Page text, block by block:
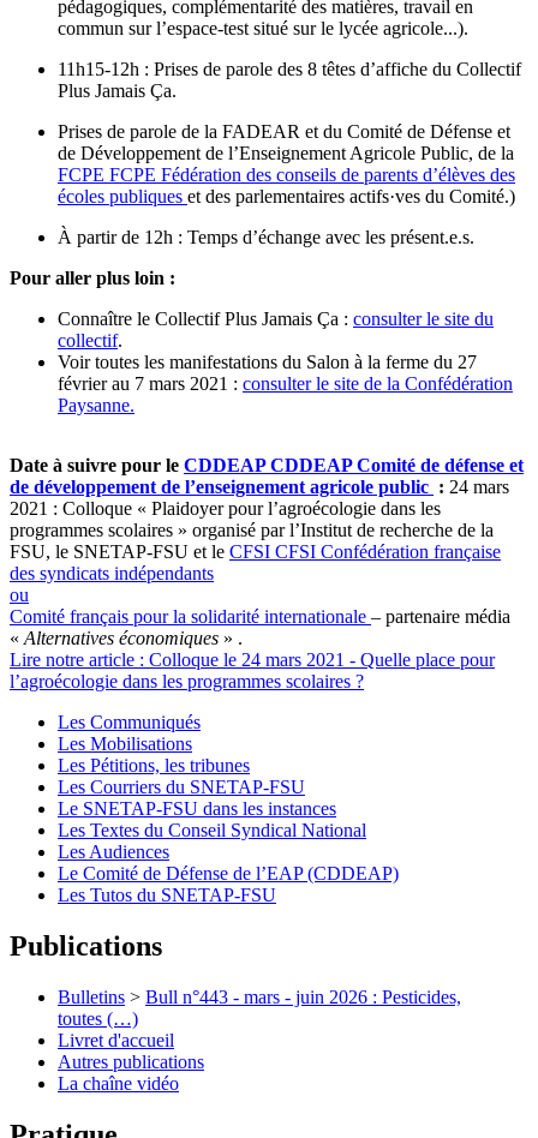
pédagogiques, complémentarité des matières, travail en
commun sur l’espace-test situé sur le lycée agricole...).
11h15-12h : Prises de parole des 8 têtes d’affiche du Collectif
Plus Jamais Ça.
Prises de parole de la FADEAR et du Comité de Défense et
de Développement de l’Enseignement Agricole Public, de la
FCPE FCPE Fédération des conseils de parents d’élèves des
écoles publiques et des parlementaires actifs·ves du Comité.)
À partir de 12h : Temps d’échange avec les présent.e.s.
Pour aller plus loin :
Connaître le Collectif Plus Jamais Ça : consulter le site du
collectif.
Voir toutes les manifestations du Salon à la ferme du 27
février au 7 mars 2021 : consulter le site de la Confédération
Paysanne.
Date à suivre pour le CDDEAP CDDEAP Comité de défense et
de développement de l’enseignement agricole public : 24 mars
2021 : Colloque « Plaidoyer pour l’agroécologie dans les
programmes scolaires » organisé par l’Institut de recherche de la
FSU, le SNETAP-FSU et le CFSI CFSI Confédération française
des syndicats indépendants
ou
Comité français pour la solidarité internationale – partenaire média
« Alternatives économiques » .
Lire notre article : Colloque le 24 mars 2021 - Quelle place pour
l’agroécologie dans les programmes scolaires ?
Les Communiqués
Les Mobilisations
Les Pétitions, les tribunes
Les Courriers du SNETAP-FSU
Le SNETAP-FSU dans les instances
Les Textes du Conseil Syndical National
Les Audiences
Le Comité de Défense de l’EAP (CDDEAP)
Les Tutos du SNETAP-FSU
Publications
Bulletins > Bull n°443 - mars - juin 2026 : Pesticides,
toutes (…)
Livret d'accueil
Autres publications
La chaîne vidéo